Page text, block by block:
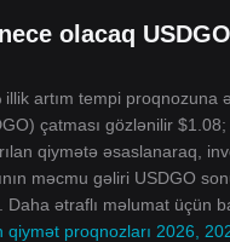
olacaq
illik artım tempi proqnozuna
çatması gözlənilir
qiymətə əsaslanaraq,
məcmu gəliri USDGO
Daha ətraflı məlumat üçün
qiymət proqnozları 2026,